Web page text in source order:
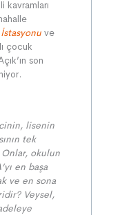
kavramları
ve
çocuk
son
lisenin
tek
Onlar, okulun
en başa
ve en sona
Veysel,